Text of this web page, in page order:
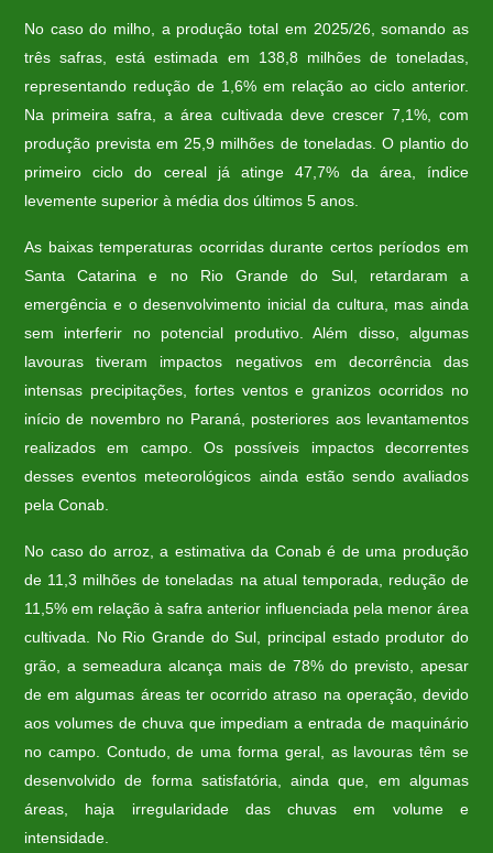
No caso do milho, a produção total em 2025/26, somando as
três safras, está estimada em 138,8 milhões de toneladas,
representando redução de 1,6% em relação ao ciclo anterior.
Na primeira safra, a área cultivada deve crescer 7,1%, com
produção prevista em 25,9 milhões de toneladas. O plantio do
primeiro ciclo do cereal já atinge 47,7% da área, índice
levemente superior à média dos últimos 5 anos.
As baixas temperaturas ocorridas durante certos períodos em
Santa Catarina e no Rio Grande do Sul, retardaram a
emergência e o desenvolvimento inicial da cultura, mas ainda
sem interferir no potencial produtivo. Além disso, algumas
lavouras tiveram impactos negativos em decorrência das
intensas precipitações, fortes ventos e granizos ocorridos no
início de novembro no Paraná, posteriores aos levantamentos
realizados em campo. Os possíveis impactos decorrentes
desses eventos meteorológicos ainda estão sendo avaliados
pela Conab.
No caso do arroz, a estimativa da Conab é de uma produção
de 11,3 milhões de toneladas na atual temporada, redução de
11,5% em relação à safra anterior influenciada pela menor área
cultivada. No Rio Grande do Sul, principal estado produtor do
grão, a semeadura alcança mais de 78% do previsto, apesar
de em algumas áreas ter ocorrido atraso na operação, devido
aos volumes de chuva que impediam a entrada de maquinário
no campo. Contudo, de uma forma geral, as lavouras têm se
desenvolvido de forma satisfatória, ainda que, em algumas
áreas, haja irregularidade das chuvas em volume e
intensidade.